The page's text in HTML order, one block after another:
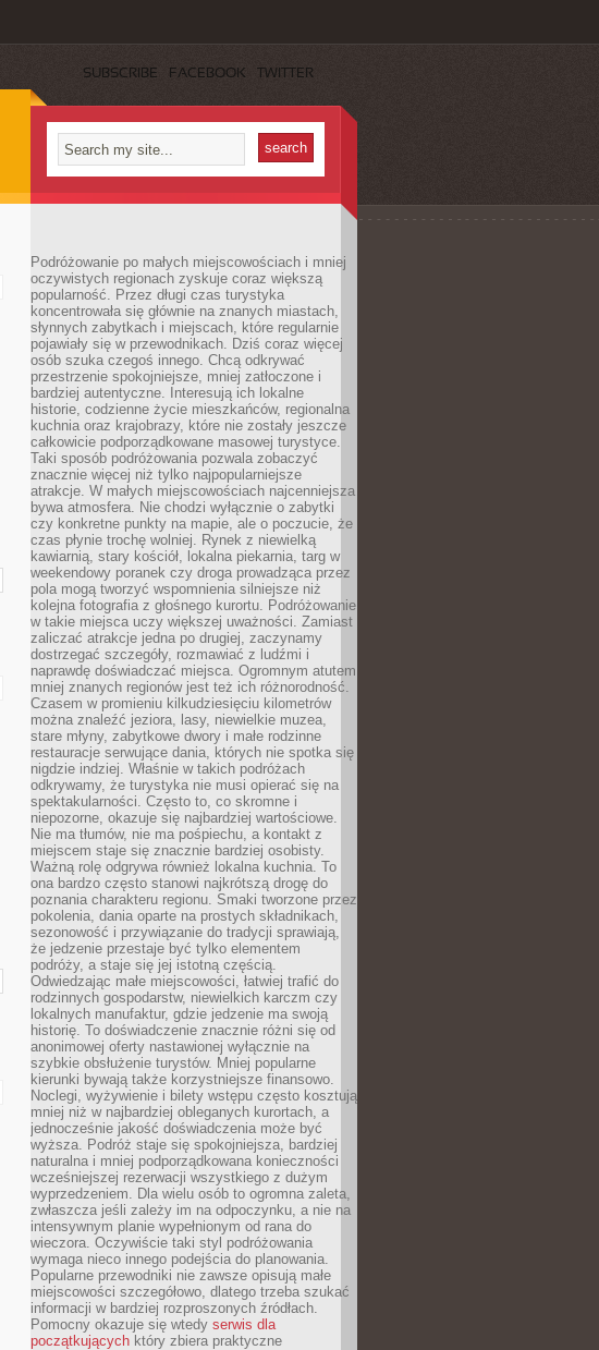
SUBSCRIBE FACEBOOK TWITTER
Podróżowanie po małych miejscowościach i mniej
oczywistych regionach zyskuje coraz większą
popularność. Przez długi czas turystyka
koncentrowała się głównie na znanych miastach,
słynnych zabytkach i miejscach, które regularnie
pojawiały się w przewodnikach. Dziś coraz więcej
osób szuka czegoś innego. Chcą odkrywać
przestrzenie spokojniejsze, mniej zatłoczone i
bardziej autentyczne. Interesują ich lokalne
historie, codzienne życie mieszkańców, regionalna
kuchnia oraz krajobrazy, które nie zostały jeszcze
całkowicie podporządkowane masowej turystyce.
Taki sposób podróżowania pozwala zobaczyć
znacznie więcej niż tylko najpopularniejsze
atrakcje. W małych miejscowościach najcenniejsza
bywa atmosfera. Nie chodzi wyłącznie o zabytki
czy konkretne punkty na mapie, ale o poczucie, że
czas płynie trochę wolniej. Rynek z niewielką
kawiarnią, stary kościół, lokalna piekarnia, targ w
weekendowy poranek czy droga prowadząca przez
pola mogą tworzyć wspomnienia silniejsze niż
kolejna fotografia z głośnego kurortu. Podróżowanie
w takie miejsca uczy większej uważności. Zamiast
zaliczać atrakcje jedna po drugiej, zaczynamy
dostrzegać szczegóły, rozmawiać z ludźmi i
naprawdę doświadczać miejsca. Ogromnym atutem
mniej znanych regionów jest też ich różnorodność.
Czasem w promieniu kilkudziesięciu kilometrów
można znaleźć jeziora, lasy, niewielkie muzea,
stare młyny, zabytkowe dwory i małe rodzinne
restauracje serwujące dania, których nie spotka się
nigdzie indziej. Właśnie w takich podróżach
odkrywamy, że turystyka nie musi opierać się na
spektakularności. Często to, co skromne i
niepozorne, okazuje się najbardziej wartościowe.
Nie ma tłumów, nie ma pośpiechu, a kontakt z
miejscem staje się znacznie bardziej osobisty.
Ważną rolę odgrywa również lokalna kuchnia. To
ona bardzo często stanowi najkrótszą drogę do
poznania charakteru regionu. Smaki tworzone przez
pokolenia, dania oparte na prostych składnikach,
sezonowość i przywiązanie do tradycji sprawiają,
że jedzenie przestaje być tylko elementem
podróży, a staje się jej istotną częścią.
Odwiedzając małe miejscowości, łatwiej trafić do
rodzinnych gospodarstw, niewielkich karczm czy
lokalnych manufaktur, gdzie jedzenie ma swoją
historię. To doświadczenie znacznie różni się od
anonimowej oferty nastawionej wyłącznie na
szybkie obsłużenie turystów. Mniej popularne
kierunki bywają także korzystniejsze finansowo.
Noclegi, wyżywienie i bilety wstępu często kosztują
mniej niż w najbardziej obleganych kurortach, a
jednocześnie jakość doświadczenia może być
wyższa. Podróż staje się spokojniejsza, bardziej
naturalna i mniej podporządkowana konieczności
wcześniejszej rezerwacji wszystkiego z dużym
wyprzedzeniem. Dla wielu osób to ogromna zaleta,
zwłaszcza jeśli zależy im na odpoczynku, a nie na
intensywnym planie wypełnionym od rana do
wieczora. Oczywiście taki styl podróżowania
wymaga nieco innego podejścia do planowania.
Popularne przewodniki nie zawsze opisują małe
miejscowości szczegółowo, dlatego trzeba szukać
informacji w bardziej rozproszonych źródłach.
Pomocny okazuje się wtedy serwis dla
początkujących który zbiera praktyczne